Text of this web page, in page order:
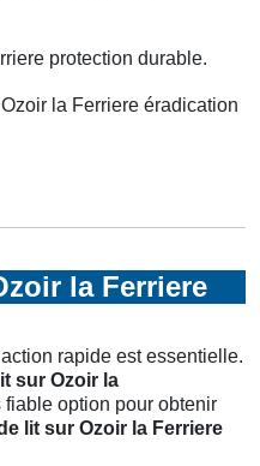
protection durable.
la Ferriere éradication
la Ferriere
rapide est essentielle.
sur Ozoir la
option pour obtenir
lit sur Ozoir la Ferriere